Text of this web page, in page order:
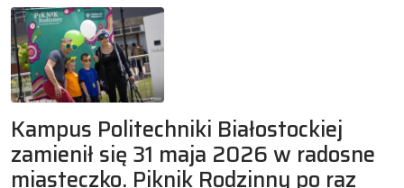
Kampus Politechniki Białostockiej
zamienił się 31 maja 2026 w radosne
miasteczko. Piknik Rodzinny po raz